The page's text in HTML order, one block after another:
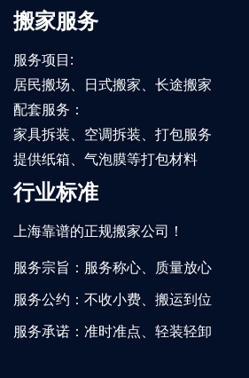
搬家服务
服务项目:
居民搬场、日式搬家、长途搬家
配套服务：
家具拆装、空调拆装、打包服务
提供纸箱、气泡膜等打包材料
行业标准
上海靠谱的正规搬家公司！
服务宗旨：服务称心、质量放心
服务公约：不收小费、搬运到位
服务承诺：准时准点、轻装轻卸